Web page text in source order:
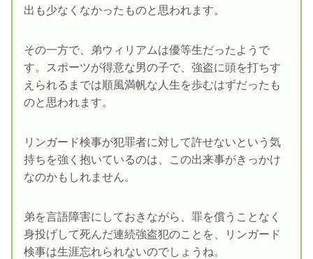
出も少なくなかったものと思われます。
その一方で、弟ウィリアムは優等生だったようで
す。スポーツが得意な男の子で、強盗に頭を打ちす
えられるまでは順風満帆な人生を歩むはずだったも
のと思われます。
リンガード検事が犯罪者に対して許せないという気
持ちを強く抱いているのは、この出来事がきっかけ
なのかもしれません。
弟を言語障害にしておきながら、罪を償うことなく
身投げして死んだ連続強盗犯のことを、リンガード
検事は生涯忘れられないのでしょうね。